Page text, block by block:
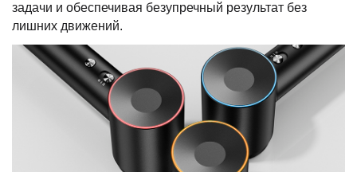
задачи и обеспечивая безупречный результат без
лишних движений.